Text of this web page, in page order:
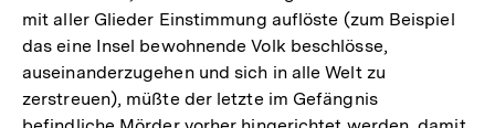
mit aller Glieder Einstimmung auflöste (zum Beispiel
das eine Insel bewohnende Volk beschlösse,
auseinanderzugehen und sich in alle Welt zu
zerstreuen), müßte der letzte im Gefängnis